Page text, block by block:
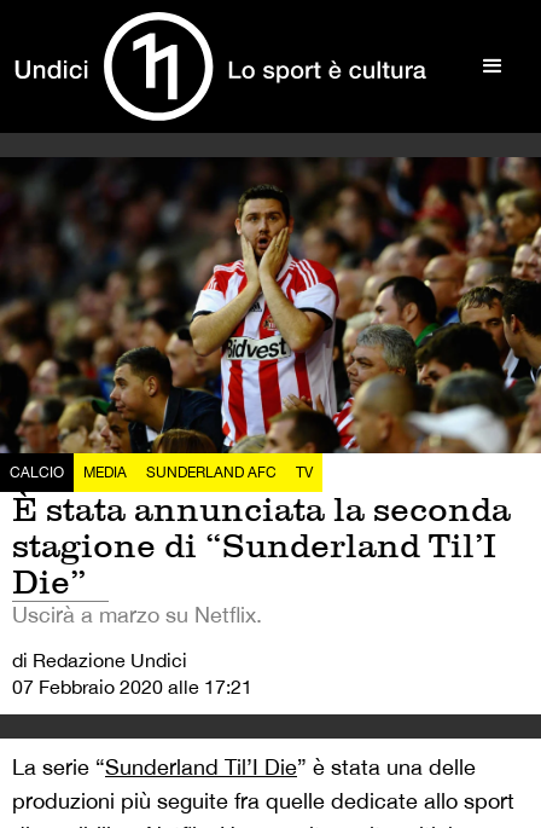
CALCIO MEDIA SUNDERLAND AFC TV
È stata annunciata la seconda
stagione di “Sunderland Til’I
Die”
Uscirà a marzo su Netflix.
di Redazione Undici
07 Febbraio 2020 alle 17:21
La serie “Sunderland Til’I Die” è stata una delle
produzioni più seguite fra quelle dedicate allo sport